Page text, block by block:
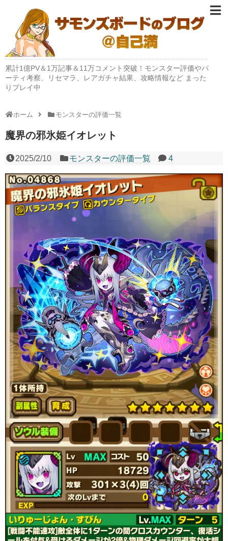
累計1億PV＆1万記事＆11万コメント突破！モンスター評価やパ
ーティ考察、リセマラ、レアガチャ結果、攻略情報など まった
りプレイ中
ホーム モンスターの評価一覧
魔界の邪氷姫イオレット
2025/2/10 モンスターの評価一覧 4